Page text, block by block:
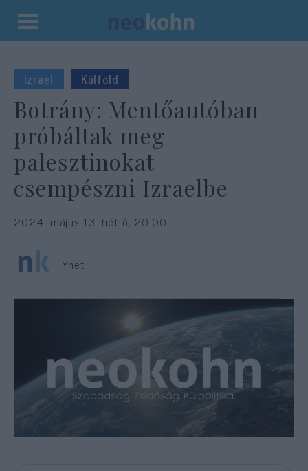
Kilépés
tartalomba
Izrael Külföld
Botrány: Mentőautóban
próbáltak meg
palesztinokat
csempészni Izraelbe
2024. május 13. hétfő, 20:00
Ynet